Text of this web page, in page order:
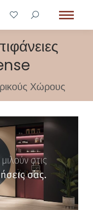
Χώρους